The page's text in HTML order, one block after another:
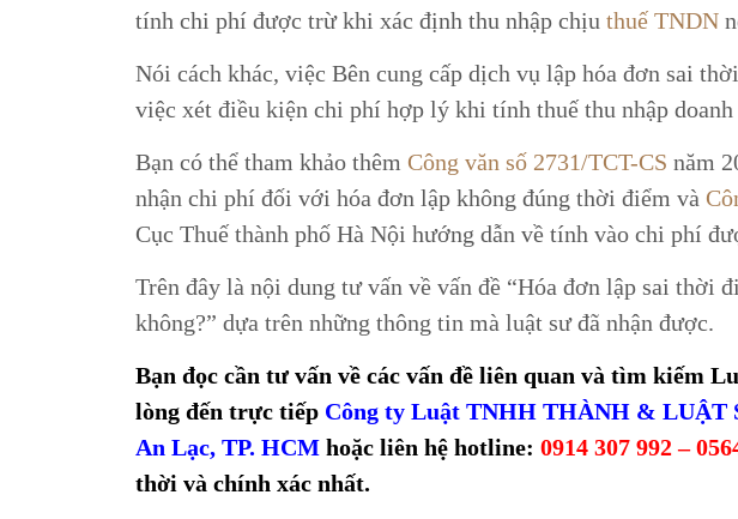
tính chi phí được trừ khi xác định thu nhập chịu thuế TNDN
Nói cách khác, việc Bên cung cấp dịch vụ lập hóa đơn sai
việc xét điều kiện chi phí hợp lý khi tính thuế thu nhập
Bạn có thể tham khảo thêm Công văn số 2731/TCT-CS năm
nhận chi phí đối với hóa đơn lập không đúng thời điểm và
Cục Thuế thành phố Hà Nội hướng dẫn về tính vào chi phí
Trên đây là nội dung tư vấn về vấn đề “Hóa đơn lập sai thời
không?” dựa trên những thông tin mà luật sư đã nhận được.
Bạn đọc cần tư vấn về các vấn đề liên quan và tìm kiếm
lòng đến trực tiếp Công ty Luật TNHH THÀNH & LUẬT
An Lạc, TP. HCMhoặc liên hệ hotline: 0914 307 992 –
thời và chính xác nhất.